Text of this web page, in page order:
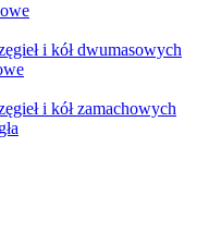
i kół dwumasowych
i kół zamachowych